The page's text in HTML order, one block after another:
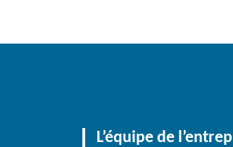
L’équipe de